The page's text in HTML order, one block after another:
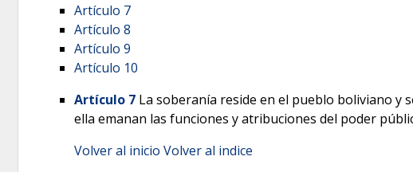
Artículo 7
Artículo 8
Artículo 9
Artículo 10
Artículo 7 La soberanía reside en el pueblo boliviano y
ella emanan las funciones y atribuciones del poder
Volver al inicio Volver al indice